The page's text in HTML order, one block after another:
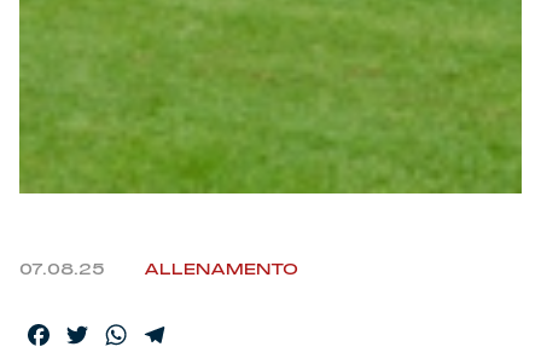
Isolani x Genoa
Gift Card Online Store
07.08.25 ALLENAMENTO
Facebook
TwitterWhatsApp